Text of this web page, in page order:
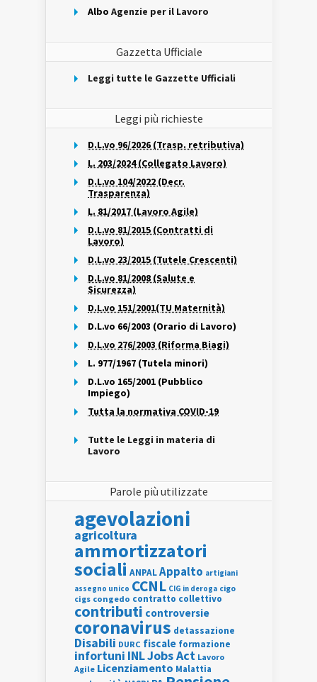
Albo Agenzie per il Lavoro
Gazzetta Ufficiale
Leggi tutte le Gazzette Ufficiali
Leggi più richieste
D.L.vo 96/2026 (Trasp. retributiva)
L. 203/2024 (Collegato Lavoro)
D.L.vo 104/2022 (Decr.
Trasparenza)
L. 81/2017 (Lavoro Agile)
D.L.vo 81/2015 (Contratti di
Lavoro)
D.L.vo 23/2015 (Tutele Crescenti)
D.L.vo 81/2008 (Salute e
Sicurezza)
D.L.vo 151/2001(TU Maternità)
D.L.vo 66/2003 (Orario di Lavoro)
D.L.vo 276/2003 (Riforma Biagi)
L. 977/1967 (Tutela minori)
D.L.vo 165/2001 (Pubblico
Impiego)
Tutta la normativa COVID-19
Tutte le Leggi in materia di
Lavoro
Parole più utilizzate
agevolazioni
agricoltura
ammortizzatori
sociali ANPALAppalto artigiani
assegno unico CCNL CIG in deroga cigo
cigs congedo contratto collettivo
contributi controversie
coronavirus detassazione
Disabili DURC fiscale formazione
infortuni INLJobs Act Lavoro
Agile Licenziamento Malattia